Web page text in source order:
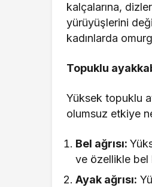
kalçalarına,
yürüyüşlerini
kadınlarda
Topuklu
Yüksek topuklu
olumsuz etkiye
Bel ağrısı:
ve özellikle bel
Ayak ağrısı: